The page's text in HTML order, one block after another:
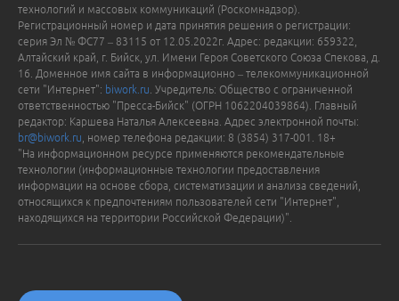
технологий и массовых коммуникаций (Роскомнадзор).
Регистрационный номер и дата принятия решения о регистрации:
серия Эл № ФС77 – 83115 от 12.05.2022г. Адрес: редакции: 659322,
Алтайский край, г. Бийск, ул. Имени Героя Советского Союза Спекова, д.
16. Доменное имя сайта в информационно – телекоммуникационной
сети "Интернет": biwork.ru . Учредитель: Общество с ограниченной
ответственностью "Пресса-Бийск" (ОГРН 1062204039864). Главный
редактор: Каршева Наталья Алексеевна. Адрес электронной почты:
br@biwork.ru , номер телефона редакции: 8 (3854) 317-001. 18+
"На информационном ресурсе применяются рекомендательные
технологии (информационные технологии предоставления
информации на основе сбора, систематизации и анализа сведений,
относящихся к предпочтениям пользователей сети "Интернет",
находящихся на территории Российской Федерации)".